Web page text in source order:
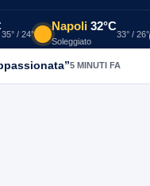
35° / 24°
Napoli 32°C
Soleggiato
33° / 26°
5 MINUTI FA